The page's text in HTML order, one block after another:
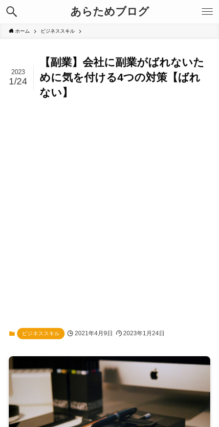
あらためブログ
ホーム ビジネススキル
【副業】会社に副業がばれないた
めに気を付ける4つの対策【ばれ
ない】
2023
1/24
ビジネススキル 2021年4月9日 2023年1月24日